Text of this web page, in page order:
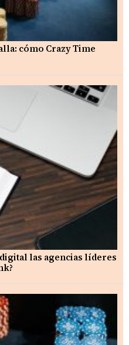
cómo Crazy Time
las agencias líderes